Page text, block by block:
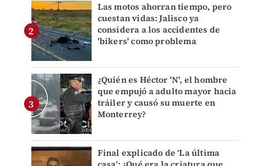
Las motos ahorran tiempo, pero
cuestan vidas: Jalisco ya
considera a los accidentes de
'bikers' como problema
¿Quién es Héctor 'N', el hombre
que empujó a adulto mayor hacia
tráiler y causó su muerte en
Monterrey?
Final explicado de ‘La última